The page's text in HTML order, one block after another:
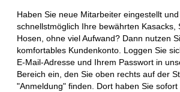
Haben Sie neue Mitarbeiter eingestellt
schnellstmöglich Ihre bewährten Kasacks,
Hosen, ohne viel Aufwand? Dann nutzen
komfortables Kundenkonto. Loggen Sie
E-Mail-Adresse und Ihrem Passwort in
Bereich ein, den Sie oben rechts auf der
"Anmeldung" finden. Dort haben Sie